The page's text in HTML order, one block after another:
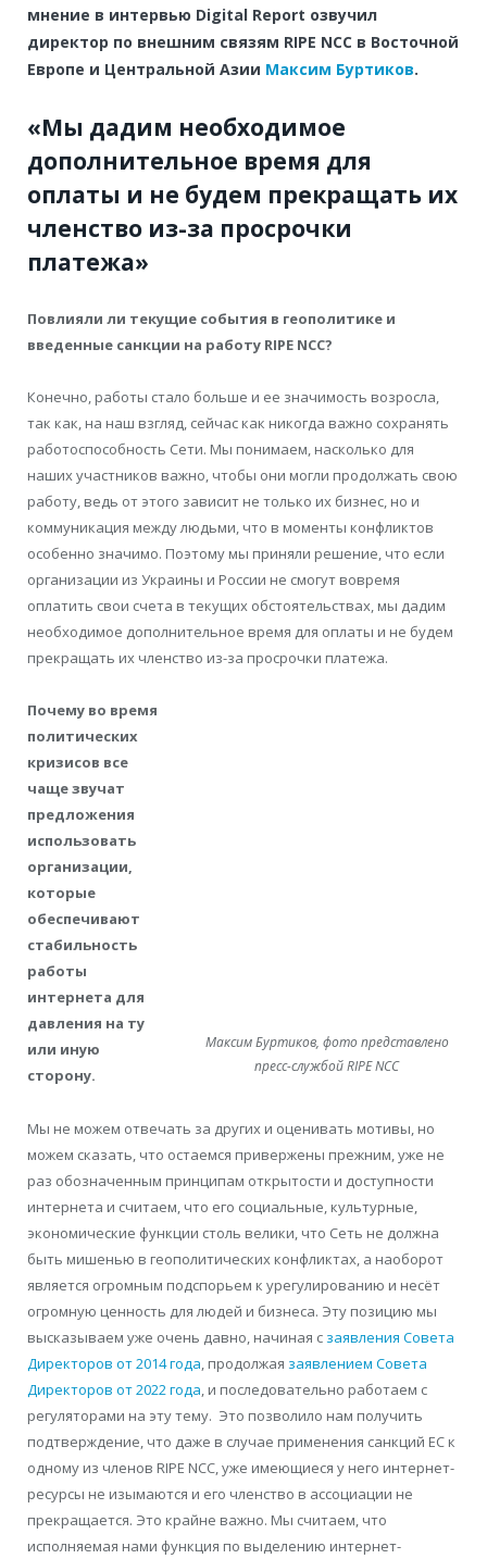
мнение в интервью Digital Report озвучил
директор по внешним связям RIPE NCC в Восточной
Европе и Центральной Азии Максим Буртиков.
«Мы дадим необходимое
дополнительное время для
оплаты и не будем прекращать их
членство из-за просрочки
платежа»
Повлияли ли текущие события в геополитике и
введенные санкции на работу RIPE NCC?
Конечно, работы стало больше и ее значимость возросла,
так как, на наш взгляд, сейчас как никогда важно сохранять
работоспособность Cети. Мы понимаем, насколько для
наших участников важно, чтобы они могли продолжать свою
работу, ведь от этого зависит не только их бизнес, но и
коммуникация между людьми, что в моменты конфликтов
особенно значимо. Поэтому мы приняли решение, что если
организации из Украины и России не смогут вовремя
оплатить свои счета в текущих обстоятельствах, мы дадим
необходимое дополнительное время для оплаты и не будем
прекращать их членство из-за просрочки платежа.
Максим Буртиков, фото представлено
пресс-службой RIPE NCC
Почему во время
политических
кризисов все
чаще звучат
предложения
использовать
организации,
которые
обеспечивают
стабильность
работы
интернета для
давления на ту
или иную
сторону.
Мы не можем отвечать за других и оценивать мотивы, но
можем сказать, что остаемся привержены прежним, уже не
раз обозначенным принципам открытости и доступности
интернета и считаем, что его социальные, культурные,
экономические функции столь велики, что Сеть не должна
быть мишенью в геополитических конфликтах, а наоборот
является огромным подспорьем к урегулированию и несёт
огромную ценность для людей и бизнеса. Эту позицию мы
высказываем уже очень давно, начиная с заявления Совета
Директоров от 2014 года , продолжая заявлением Совета
Директоров от 2022 года , и последовательно работаем с
регуляторами на эту тему. Это позволило нам получить
подтверждение, что даже в случае применения санкций ЕС к
одному из членов RIPE NCC, уже имеющиеся у него интернет-
ресурсы не изымаются и его членство в ассоциации не
прекращается. Это крайне важно. Мы считаем, что
исполняемая нами функция по выделению интернет-